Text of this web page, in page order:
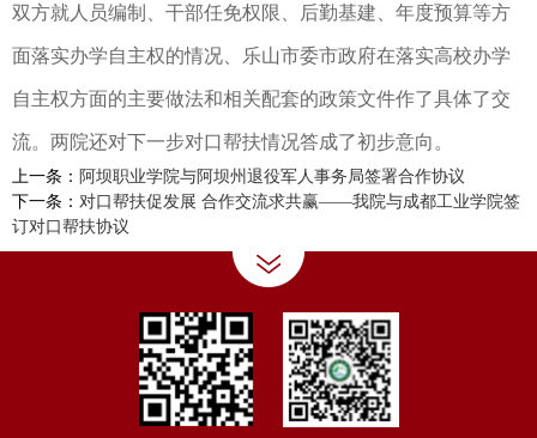
双方就人员编制、干部任免权限、后勤基建、年度预算等方
面落实办学自主权的情况、乐山市委市政府在落实高校办学
自主权方面的主要做法和相关配套的政策文件作了具体了交
流。两院还对下一步对口帮扶情况答成了初步意向。
上一条： 阿坝职业学院与阿坝州退役军人事务局签署合作协议
下一条： 对口帮扶促发展 合作交流求共赢——我院与成都工业学院签
订对口帮扶协议